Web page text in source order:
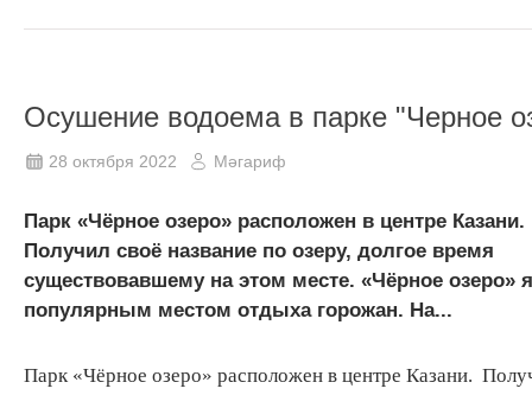
Осушение водоема в парке "Черное
28 октября 2022 Мәгариф
Парк «Чёрное озеро» расположен в центре Казани.
Получил своё название по озеру, долгое время
существовавшему на этом месте. «Чёрное озеро»
популярным местом отдыха горожан. На...
Парк «Чёрное озеро» расположен в центре Казани.